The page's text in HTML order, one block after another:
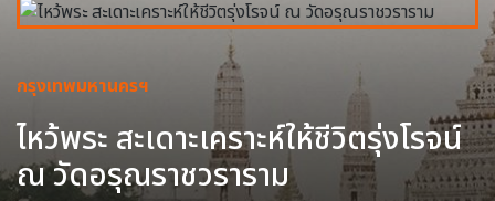
กรุงเทพมหานครฯ
ไหว้พระ สะเดาะเคราะห์ให้ชีวิตรุ่งโรจน์
ณ วัดอรุณราชวราราม